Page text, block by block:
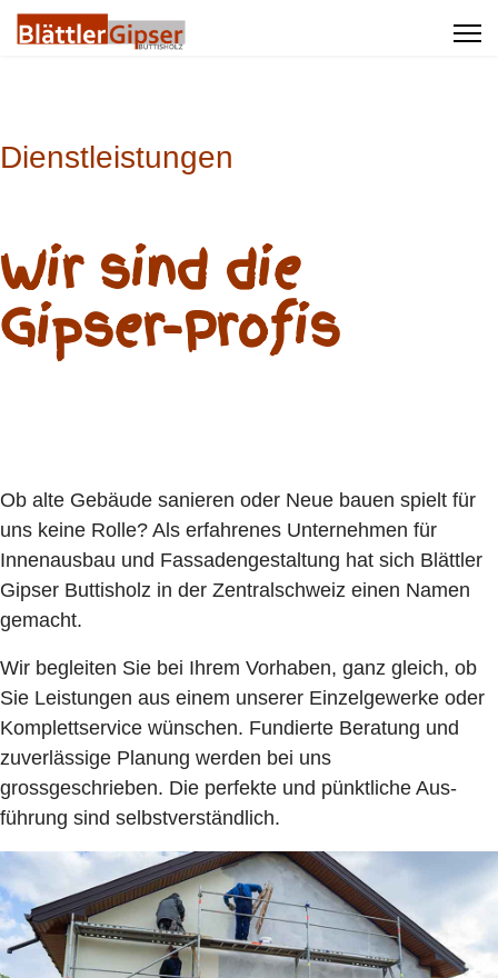
Dienstleistungen
Wir sind die
Gipser-Profis
Ob alte Gebäude sanieren oder Neue bauen spielt für
uns keine Rolle? Als erfahrenes Unternehmen für
Innen­ausbau und Fassaden­gestaltung hat sich Blättler
Gipser Buttisholz in der Zentralschweiz einen Namen
gemacht.
Wir begleiten Sie bei Ihrem Vorhaben, ganz gleich, ob
Sie Leistungen aus einem unserer Einzel­gewerke oder
Komplett­service wünschen. Fundierte Beratung und
zuverlässige Planung werden bei uns
grossgeschrieben. Die perfekte und pünktliche Aus­
führung sind selbstverständlich.